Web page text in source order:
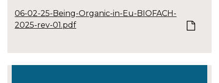
06-02-25-Being-Organic-in-Eu-BIOFACH-
2025-rev-01.pdf